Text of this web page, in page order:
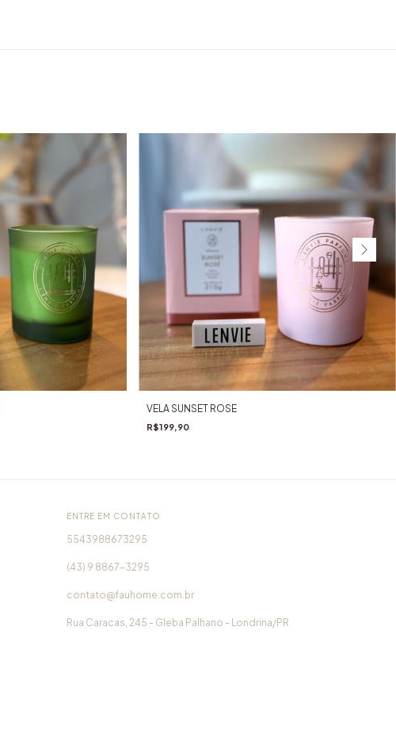
VELA SUNSET ROSE
R$199,90
ENTRE EM CONTATO
5543988673295
(43) 9 8867-3295
contato@fauhome.com.br
Rua Caracas, 245 - Gleba Palhano - Londrina/PR